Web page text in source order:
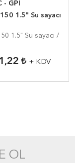
- GPI
1.5" Su sayacı
1.5" Su sayacı /
+ KDV
OL